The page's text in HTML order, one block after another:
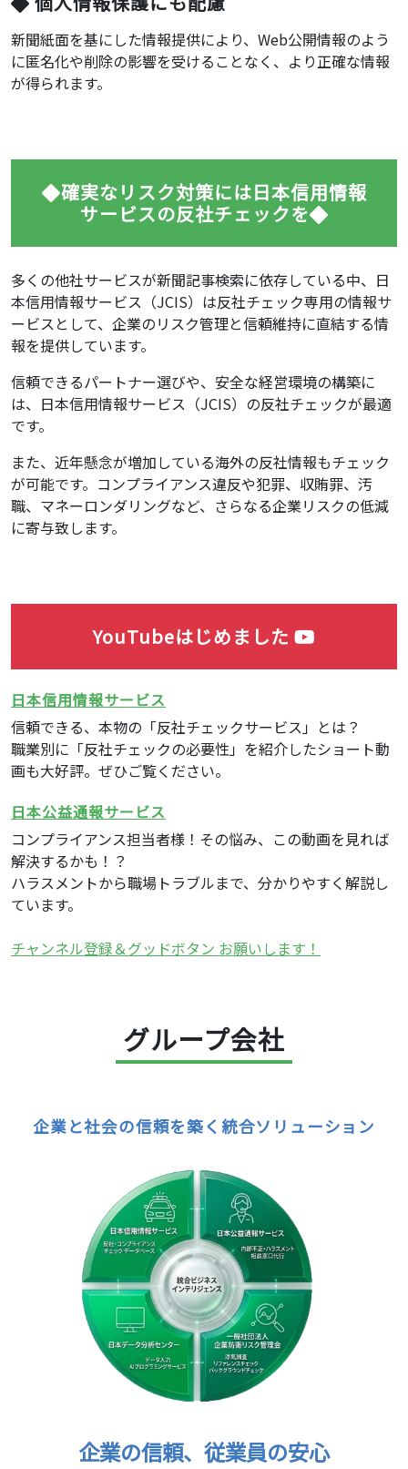
新聞紙面を基にした情報提供により、Web公開情報のよう
に匿名化や削除の影響を受けることなく、より正確な情報
が得られます。
確実なリスク対策には日本信用情報
サービスの反社チェックを
多くの他社サービスが新聞記事検索に依存している中、日
本信用情報サービス（JCIS）は反社チェック専用の情報サ
ービスとして、企業のリスク管理と信頼維持に直結する情
報を提供しています。
信頼できるパートナー選びや、安全な経営環境の構築に
は、日本信用情報サービス（JCIS）の反社チェックが最適
です。
また、近年懸念が増加している海外の反社情報もチェック
が可能です。コンプライアンス違反や犯罪、収賄罪、汚
職、マネーロンダリングなど、さらなる企業リスクの低減
に寄与致します。
YouTubeはじめました
日本信用情報サービス
信頼できる、本物の「反社チェックサービス」とは？
職業別に「反社チェックの必要性」を紹介したショート動
画も大好評。ぜひご覧ください。
日本公益通報サービス
コンプライアンス担当者様！その悩み、この動画を見れば
解決するかも！？
ハラスメントから職場トラブルまで、分かりやすく解説し
ています。
チャンネル登録＆グッドボタン お願いします！
グループ会社
企業と社会の信頼を築く統合ソリューション
企業の信頼、従業員の安心